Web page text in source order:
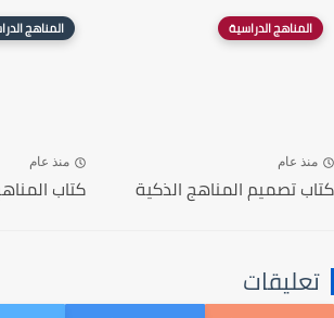
المناهج الدراسية
منذ عام
كتاب تصميم المناهج الذكية
المناهج
منذ عام
كتاب
تعليقات